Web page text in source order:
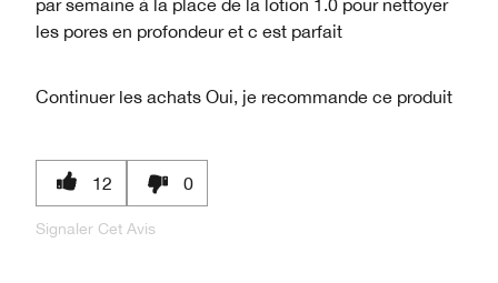
par semaine à la place de la lotion 1.0 pour nettoyer
les pores en profondeur et c est parfait
Continuer les achats Oui, je recommande ce produit
12 0
Signaler Cet Avis